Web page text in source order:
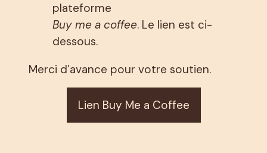
plateforme
Buy me a coffee. Le lien est ci-
dessous.
Merci d’avance pour votre soutien.
Lien Buy Me a Coffee